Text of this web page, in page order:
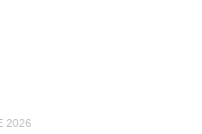
2026